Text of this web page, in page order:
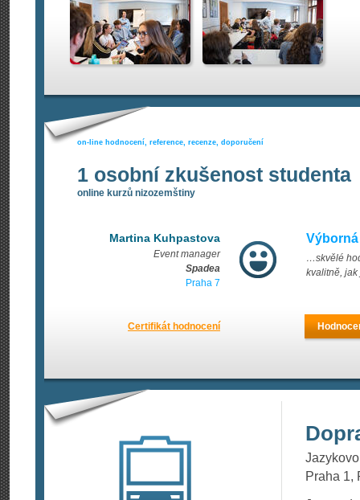
on-line hodnocení, reference, recenze, doporučení
1 osobní zkušenost studenta
online kurzů nizozemštiny
Martina Kuhpastova
Event manager
Spadea
Praha 7
…skvělé
kvalitně,
Certifikát hodnocení
Praha 1,